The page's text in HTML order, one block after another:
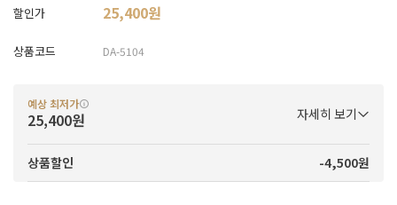
할인가 25,400원
상품코드 DA-5104
예상 최저가
25,400원 자세히 보기
상품할인 -4,500원